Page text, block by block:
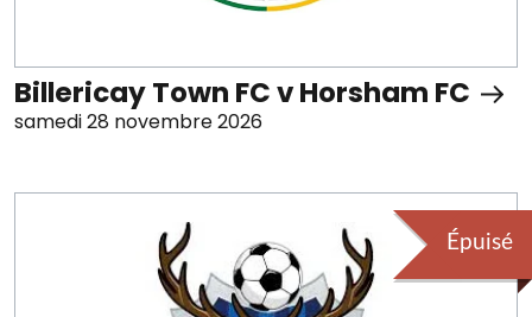
Billericay Town FC v Horsham FC
samedi 28 novembre 2026
Épuisé